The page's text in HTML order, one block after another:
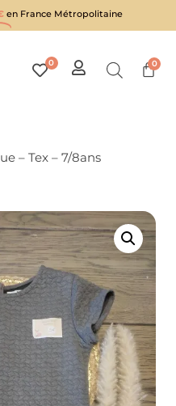
en France Métropolitaine
0 0
– Tex – 7/8ans